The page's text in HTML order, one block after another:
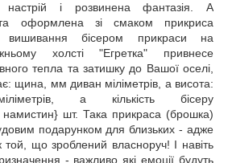
настрій і розвинена фантазія. А
оформлена зі смаком прикриса
бісером прикраси на
холсті "Егретка" привнесе
тепла та затишку до Вашої оселі,
щина, мм диван міліметрів, а висота:
а кількість бісеру
намистин} шт. Така прикраса (брошка)
подарунком для близьких - адже
що зроблений власноруч! І навіть
- важливо які емоції будуть